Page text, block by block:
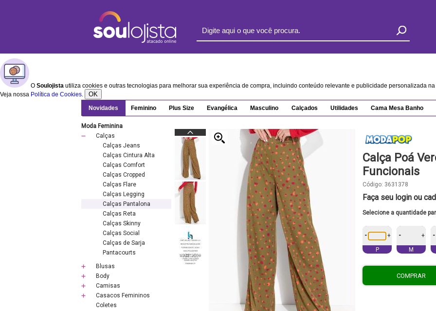
O Soulojista utiliza cookies e outras tecnologias para melhorar sua experiência de compra, incluindo conteúdo relevante e publicidade personalizada
Veja nossa Política de Cookies. OK
Novidades Feminino Plus Size Evangélica Masculino Calçados Utilidades Cama Mesa Banho
Moda Feminina
Calças
Calças Jeans
Calças Cintura Alta
Calças Comfort
Calças Cropped
Calças Flare
Calças Legging
Calças Pantalona
Calças Reta
Calças Skinny
Calças Social
Calças de Sarja
Pantacourts
Blusas
Body
Camisas
Casacos Femininos
Coletes
Calça Poá
Funcionais
Código: 3631378
Faça seu login ou
Selecione a quantidade
- +
P
- +
M
-
COMPRAR